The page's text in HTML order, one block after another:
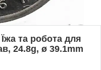
та робота для
24.8g, ø 39.1mm